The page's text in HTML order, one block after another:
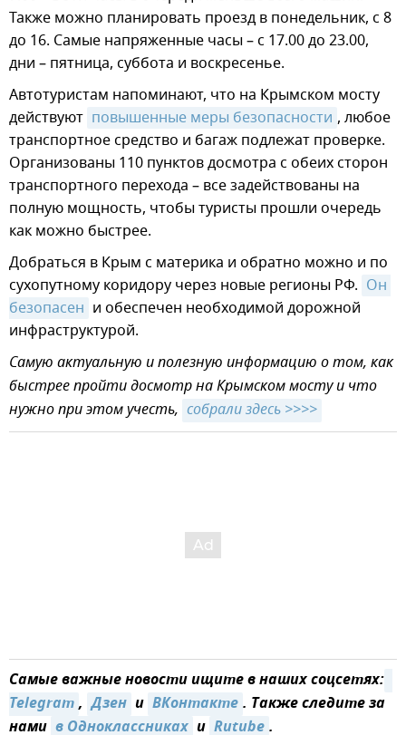
Также можно планировать проезд в понедельник, с 8
до 16. Самые напряженные часы – с 17.00 до 23.00,
дни – пятница, суббота и воскресенье.
Автотуристам напоминают, что на Крымском мосту
действуют повышенные меры безопасности , любое
транспортное средство и багаж подлежат проверке.
Организованы 110 пунктов досмотра с обеих сторон
транспортного перехода – все задействованы на
полную мощность, чтобы туристы прошли очередь
как можно быстрее.
Добраться в Крым с материка и обратно можно и по
сухопутному коридору через новые регионы РФ. Он
безопасен и обеспечен необходимой дорожной
инфраструктурой.
Самую актуальную и полезную информацию о том, как
быстрее пройти досмотр на Крымском мосту и что
нужно при этом учесть, собрали здесь >>>>
Самые важные новости ищите в наших соцсетях:
Telegram, Дзен и ВКонтакте. Также следите за
нами в Одноклассниках и Rutube.